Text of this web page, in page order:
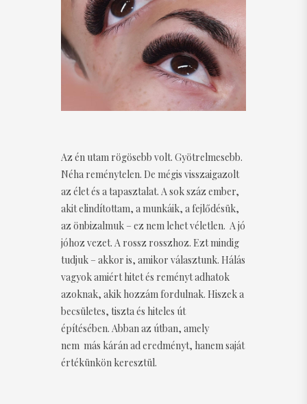
Az én utam rögösebb volt. Gyötrelmesebb.
Néha reménytelen. De mégis visszaigazolt
az élet és a tapasztalat. A sok száz ember,
akit elindítottam, a munkáik, a fejlődésük,
az önbizalmuk – ez nem lehet véletlen. A jó
jóhoz vezet. A rossz rosszhoz. Ezt mindig
tudjuk – akkor is, amikor választunk. Hálás
vagyok amiért hitet és reményt adhatok
azoknak, akik hozzám fordulnak. Hiszek a
becsületes, tiszta és hiteles út
építésében. Abban az útban, amely
nem más kárán ad eredményt, hanem saját
értékünkön keresztül.